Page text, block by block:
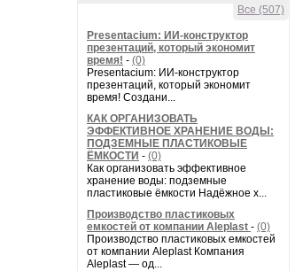
Все (507)
Presentacium: ИИ‑конструктор
презентаций, который экономит
время! - (0)
Presentacium: ИИ‑конструктор
презентаций, который экономит
время! Создани...
КАК ОРГАНИЗОВАТЬ
ЭФФЕКТИВНОЕ ХРАНЕНИЕ ВОДЫ:
ПОДЗЕМНЫЕ ПЛАСТИКОВЫЕ
ЁМКОСТИ - (0)
Как организовать эффективное
хранение воды: подземные
пластиковые ёмкости Надёжное х...
Производство пластиковых
емкостей от компании Aleplast - (0)
Производство пластиковых емкостей
от компании Aleplast Компания
Aleplast — од...